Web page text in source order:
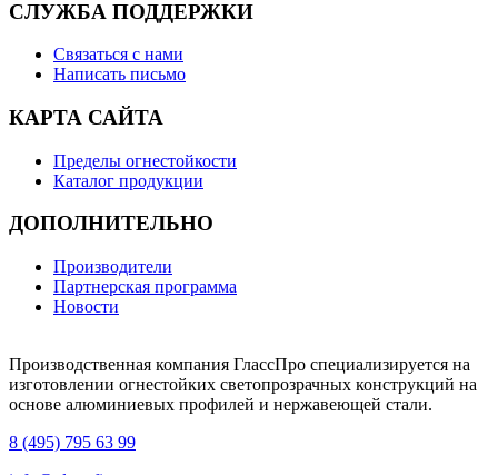
СЛУЖБА ПОДДЕРЖКИ
Связаться с нами
Написать письмо
КАРТА САЙТА
Пределы огнестойкости
Каталог продукции
ДОПОЛНИТЕЛЬНО
Производители
Партнерская программа
Новости
Производственная компания ГлассПро специализируется на
изготовлении огнестойких светопрозрачных конструкций на
основе алюминиевых профилей и нержавеющей стали.
8 (495) 795 63 99